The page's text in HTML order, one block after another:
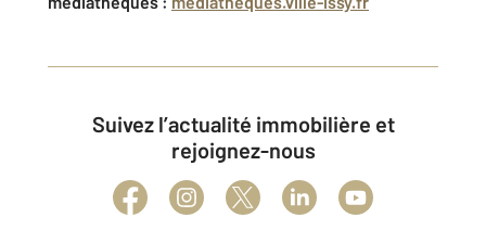
Suivez l’actualité immobilière et
rejoignez-nous